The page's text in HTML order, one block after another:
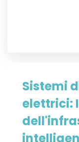
Sistemi
elettrici: